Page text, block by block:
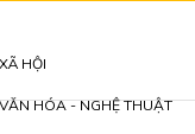
XÃ HỘI
VĂN HÓA - NGHỆ THUẬT